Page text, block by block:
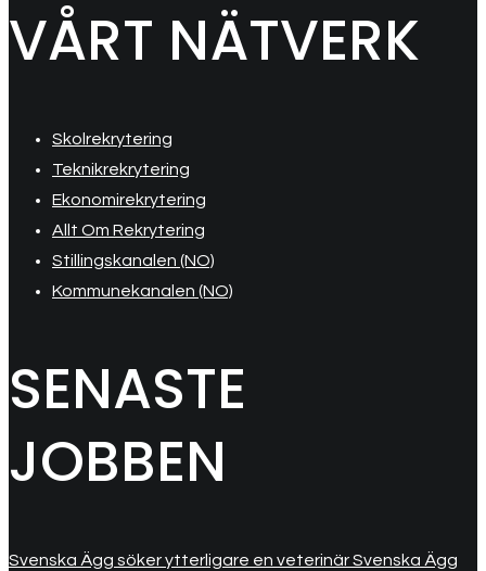
VÅRT NÄTVERK
Skolrekrytering
Teknikrekrytering
Ekonomirekrytering
Allt Om Rekrytering
Stillingskanalen (NO)
Kommunekanalen (NO)
SENASTE
JOBBEN
Svenska Ägg söker ytterligare en veterinär Svenska Ägg